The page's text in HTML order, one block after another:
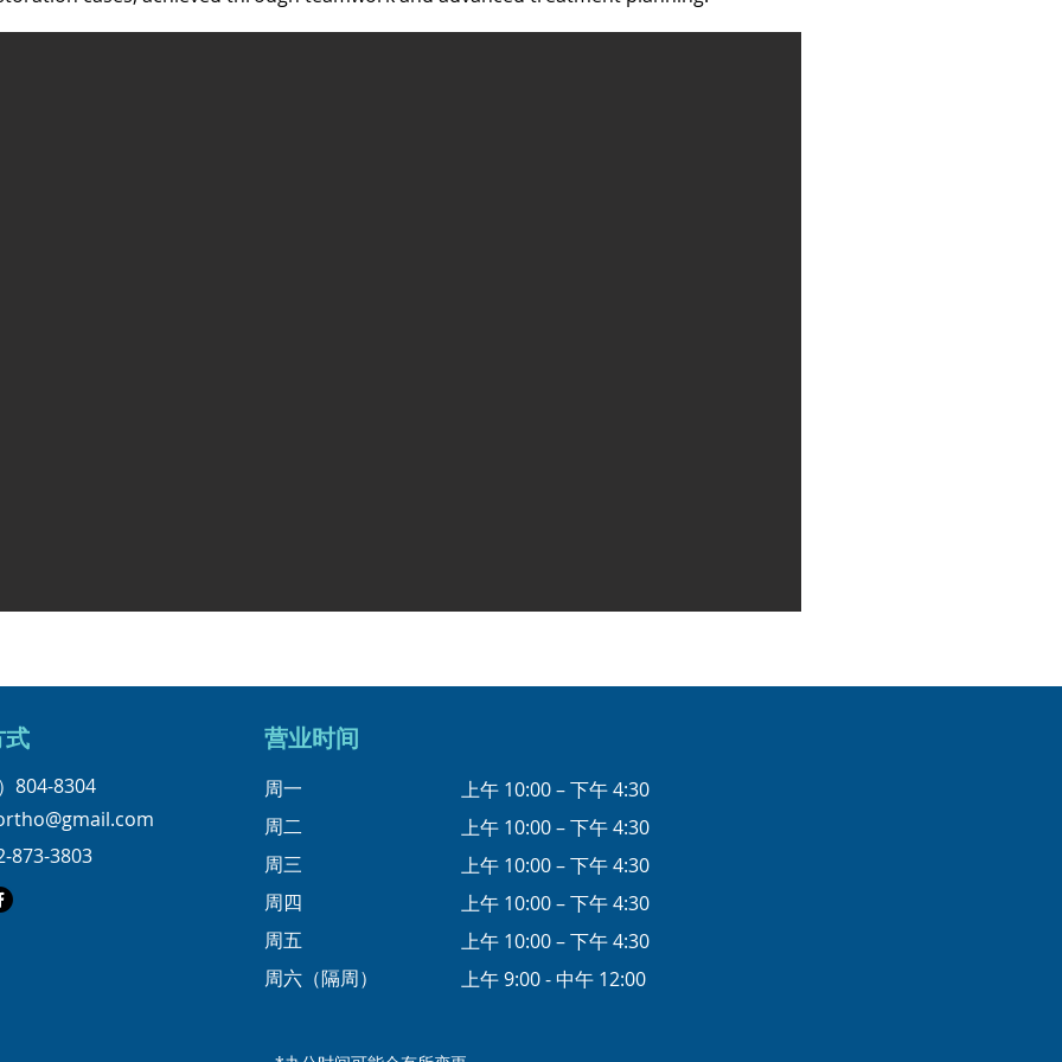
式
804-8304
873-3803
营业时间
周一
周二
周三
周四
周五
周六（隔周）
上午 10:00 – 下午 4:30
上午 10:00 – 下午 4:30
上午 10:00 – 下午 4:30
上午 10:00 – 下午 4:30
上午 10:00 – 下午 4:30
上午 9:00 - 中午 12:00